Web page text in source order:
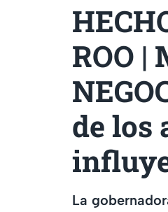
ROO
de los
La